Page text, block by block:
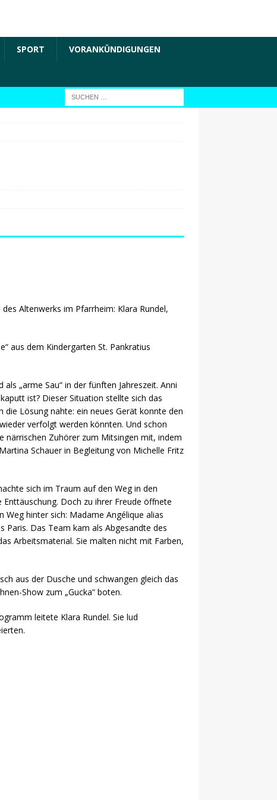
SPORT VORANKÜNDIGUNGEN
Altenwerks im Pfarrheim: Klara Rundel,
aus dem Kindergarten St. Pankratius
„arme Sau“ in der fünften Jahreszeit. Anni
ist? Dieser Situation stellte sich das
die Lösung nahte: ein neues Gerät konnte den
verfolgt werden könnten. Und schon
närrischen Zuhörer zum Mitsingen mit, indem
Schauer in Begleitung von Michelle Fritz
sich im Traum auf den Weg in den
Doch zu ihrer Freude öffnete
hinter sich: Madame Angélique alias
Paris. Das Team kam als Abgesandte des
Arbeitsmaterial. Sie malten nicht mit Farben,
aus der Dusche und schwangen gleich das
Show zum „Gucka“ boten.
leitete Klara Rundel. Sie lud